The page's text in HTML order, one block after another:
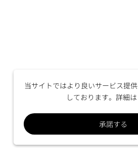
当サイトではより良いサービス提
しております。詳細は
承諾する